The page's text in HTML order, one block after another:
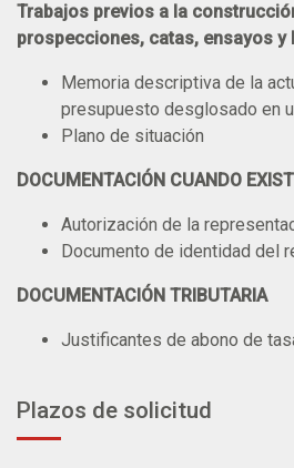
Trabajos previos a la
prospecciones, catas, ensayos y
Memoria descriptiva de la
presupuesto desglosado en
Plano de situación
DOCUMENTACIÓN CUANDO
Autorización de la
Documento de identidad del
DOCUMENTACIÓN TRIBUTARIA
Justificantes de abono de
Plazos de solicitud